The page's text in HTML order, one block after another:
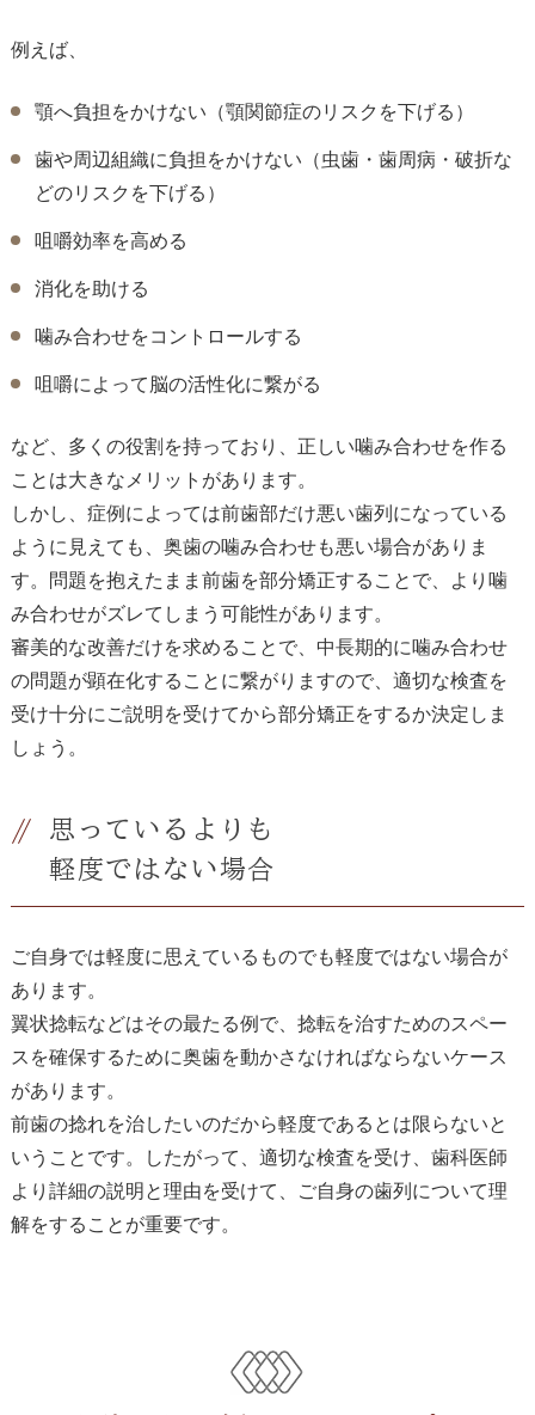
例えば、
顎へ負担をかけない（顎関節症のリスクを下げる）
歯や周辺組織に負担をかけない（虫歯・歯周病・破折な
どのリスクを下げる）
咀嚼効率を高める
消化を助ける
噛み合わせをコントロールする
咀嚼によって脳の活性化に繋がる
など、多くの役割を持っており、正しい噛み合わせを作る
ことは大きなメリットがあります。
しかし、症例によっては前歯部だけ悪い歯列になっている
ように見えても、奥歯の噛み合わせも悪い場合がありま
す。問題を抱えたまま前歯を部分矯正することで、より噛
み合わせがズレてしまう可能性があります。
審美的な改善だけを求めることで、中長期的に噛み合わせ
の問題が顕在化することに繋がりますので、適切な検査を
受け十分にご説明を受けてから部分矯正をするか決定しま
しょう。
思っているよりも
軽度ではない場合
ご自身では軽度に思えているものでも軽度ではない場合が
あります。
翼状捻転などはその最たる例で、捻転を治すためのスペー
スを確保するために奥歯を動かさなければならないケース
があります。
前歯の捻れを治したいのだから軽度であるとは限らないと
いうことです。したがって、適切な検査を受け、歯科医師
より詳細の説明と理由を受けて、ご自身の歯列について理
解をすることが重要です。